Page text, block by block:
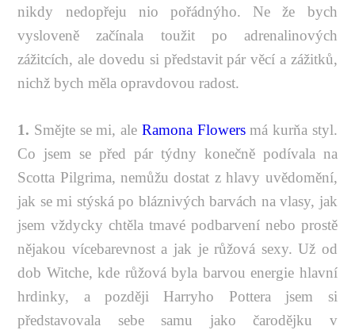
nikdy nedopřeju nio pořádnýho. Ne že bych
vysloveně začínala toužit po adrenalinových
zážitcích, ale dovedu si představit pár věcí a zážitků,
nichž bych měla opravdovou radost.
1. Smějte se mi, ale Ramona Flowersmá kurňa styl.
Co jsem se před pár týdny konečně podívala na
Scotta Pilgrima, nemůžu dostat z hlavy uvědomění,
jak se mi stýská po bláznivých barvách na vlasy, jak
jsem vždycky chtěla tmavé podbarvení nebo prostě
nějakou vícebarevnost a jak je růžová sexy. Už od
dob Witche, kde růžová byla barvou energie hlavní
hrdinky, a později Harryho Pottera jsem si
představovala sebe samu jako čarodějku v